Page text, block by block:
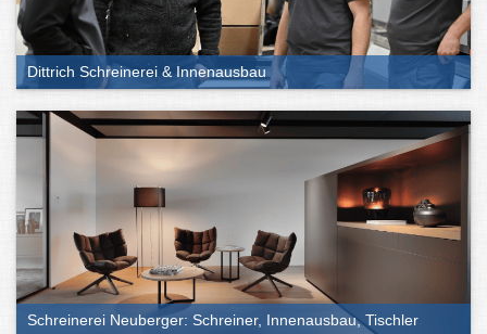
Dittrich Schreinerei & Innenausbau
Schreinerei Neuberger: Schreiner, Innenausbau, Tischler